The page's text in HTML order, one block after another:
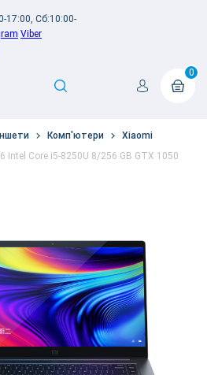
17:00, Сб:10:00-
Viber
0
Комп'ютери
Xiaomi
Intel Core i5-8250U 8/256 GB GTX 1050